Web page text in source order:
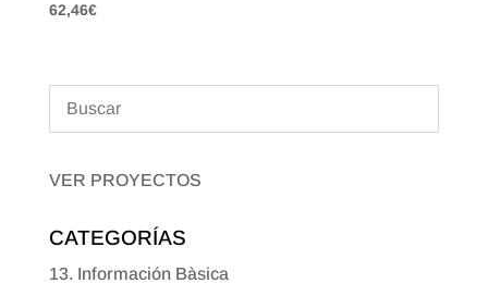
62,46€
VER PROYECTOS
CATEGORÍAS
13. Información Bàsica